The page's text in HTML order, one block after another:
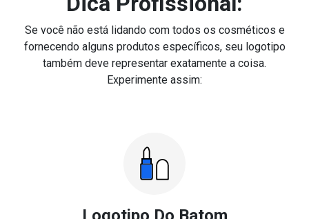
Se você não está lidando com todos os cosméticos e
fornecendo alguns produtos específicos, seu logotipo
também deve representar exatamente a coisa.
Experimente assim: